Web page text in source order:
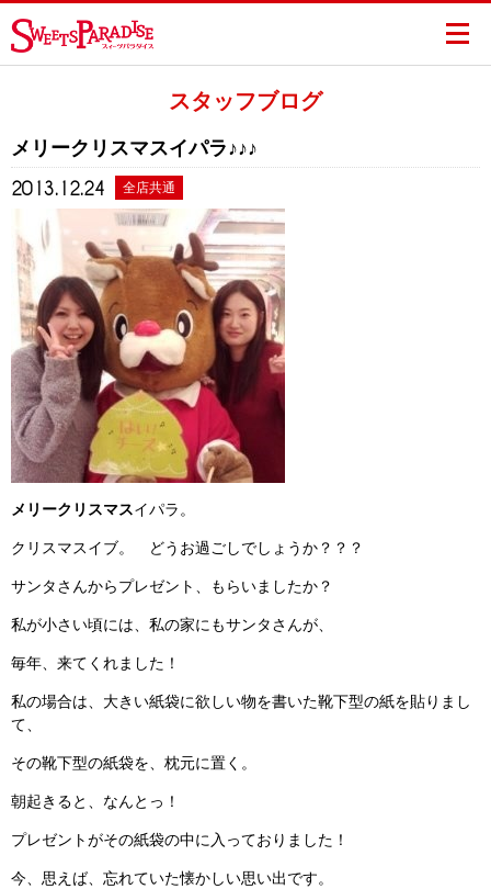
スタッフブログ
メリークリスマスイパラ♪♪♪
2013.12.24 全店共通
メリークリスマスイパラ。
クリスマスイブ。 どうお過ごしでしょうか？？？
サンタさんからプレゼント、もらいましたか？
私が小さい頃には、私の家にもサンタさんが、
毎年、来てくれました！
私の場合は、大きい紙袋に欲しい物を書いた靴下型の紙を貼りまし
て、
その靴下型の紙袋を、枕元に置く。
朝起きると、なんとっ！
プレゼントがその紙袋の中に入っておりました！
今、思えば、忘れていた懐かしい思い出です。